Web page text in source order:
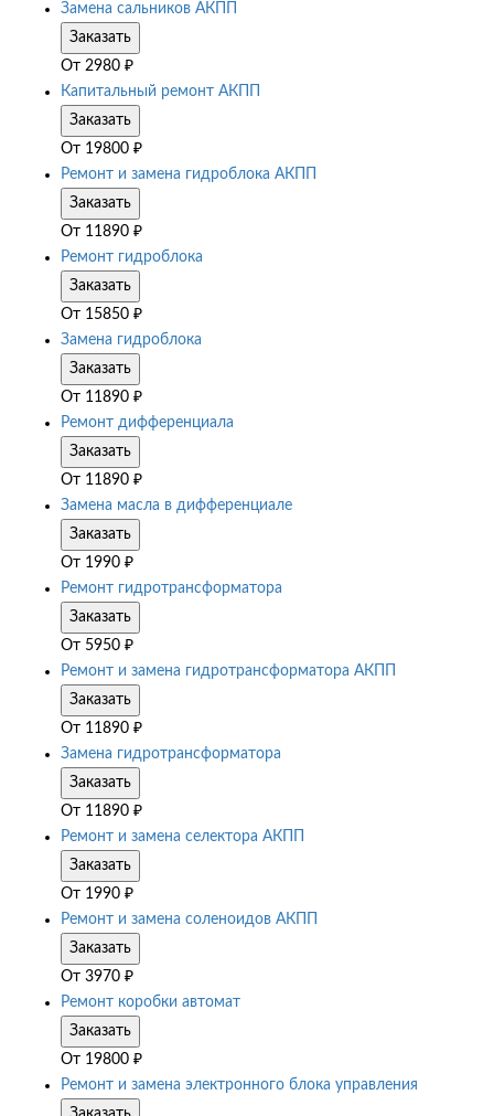
Замена сальников АКПП
Заказать
От 2980 ₽
Капитальный ремонт АКПП
Заказать
От 19800 ₽
Ремонт и замена гидроблока АКПП
Заказать
От 11890 ₽
Ремонт гидроблока
Заказать
От 15850 ₽
Замена гидроблока
Заказать
От 11890 ₽
Ремонт дифференциала
Заказать
От 11890 ₽
Замена масла в дифференциале
Заказать
От 1990 ₽
Ремонт гидротрансформатора
Заказать
От 5950 ₽
Ремонт и замена гидротрансформатора АКПП
Заказать
От 11890 ₽
Замена гидротрансформатора
Заказать
От 11890 ₽
Ремонт и замена селектора АКПП
Заказать
От 1990 ₽
Ремонт и замена соленоидов АКПП
Заказать
От 3970 ₽
Ремонт коробки автомат
Заказать
От 19800 ₽
Ремонт и замена электронного блока управления